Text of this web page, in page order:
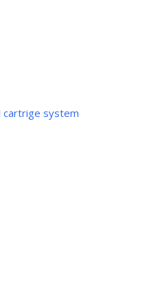
cartrige system